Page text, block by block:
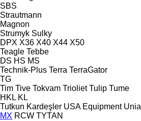
SBS
Strautmann
Magnon
Strumyk Sulky
DPX X36 X40 X44 X50
Teagle Tebbe
DS HS MS
Technik-Plus Terra TerraGator
TG
Tim Tive Tokvam Trioliet Tulip Tume
HKL KL
Tutkun Kardeşler USA Equipment Unia
MX RCW TYTAN